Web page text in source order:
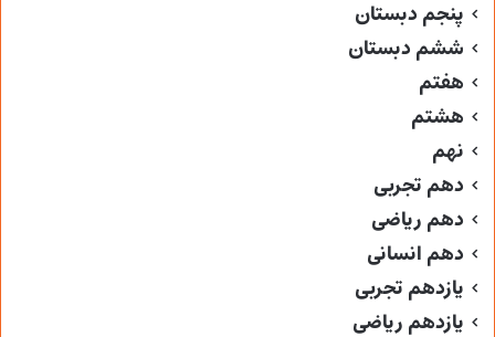
پنجم دبستان
ششم دبستان
هفتم
هشتم
نهم
دهم تجربی
دهم ریاضی
دهم انسانی
یازدهم تجربی
یازدهم ریاضی